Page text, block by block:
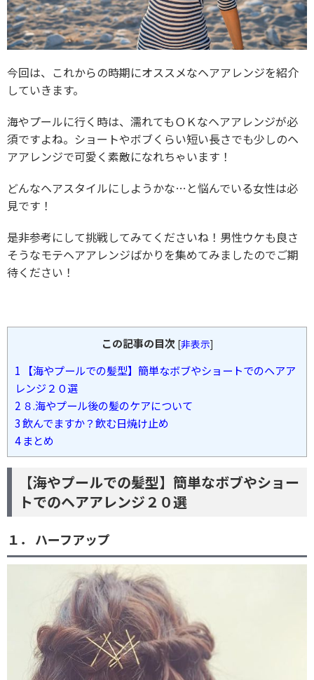
今回は、これからの時期にオススメなヘアアレンジを紹介
していきます。
海やプールに行く時は、濡れてもＯＫなヘアアレンジが必
須ですよね。ショートやボブくらい短い長さでも少しのヘ
アアレンジで可愛く素敵になれちゃいます！
どんなヘアスタイルにしようかな…と悩んでいる女性は必
見です！
是非参考にして挑戦してみてくださいね！男性ウケも良さ
そうなモテヘアアレンジばかりを集めてみましたのでご期
待ください！
この記事の目次 [非表示]
1 【海やプールでの髪型】簡単なボブやショートでのヘアア
レンジ２０選
2 ８.海やプール後の髪のケアについて
3飲んでますか？飲む日焼け止め
4まとめ
【海やプールでの髪型】簡単なボブやショー
トでのヘアアレンジ２０選
１． ハーフアップ